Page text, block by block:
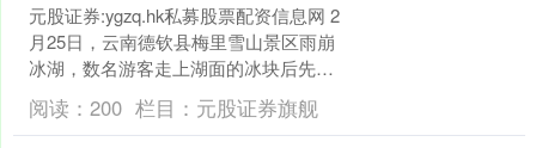
元股证券:ygzq.hk私募股票配资信息网 2
月25日，云南德钦县梅里雪山景区雨崩
冰湖，数名游客走上湖面的冰块后先后
落水。 现场视频显示，冰湖内有巨大的
冰块，游....
阅读： 200 栏目： 元股证券旗舰